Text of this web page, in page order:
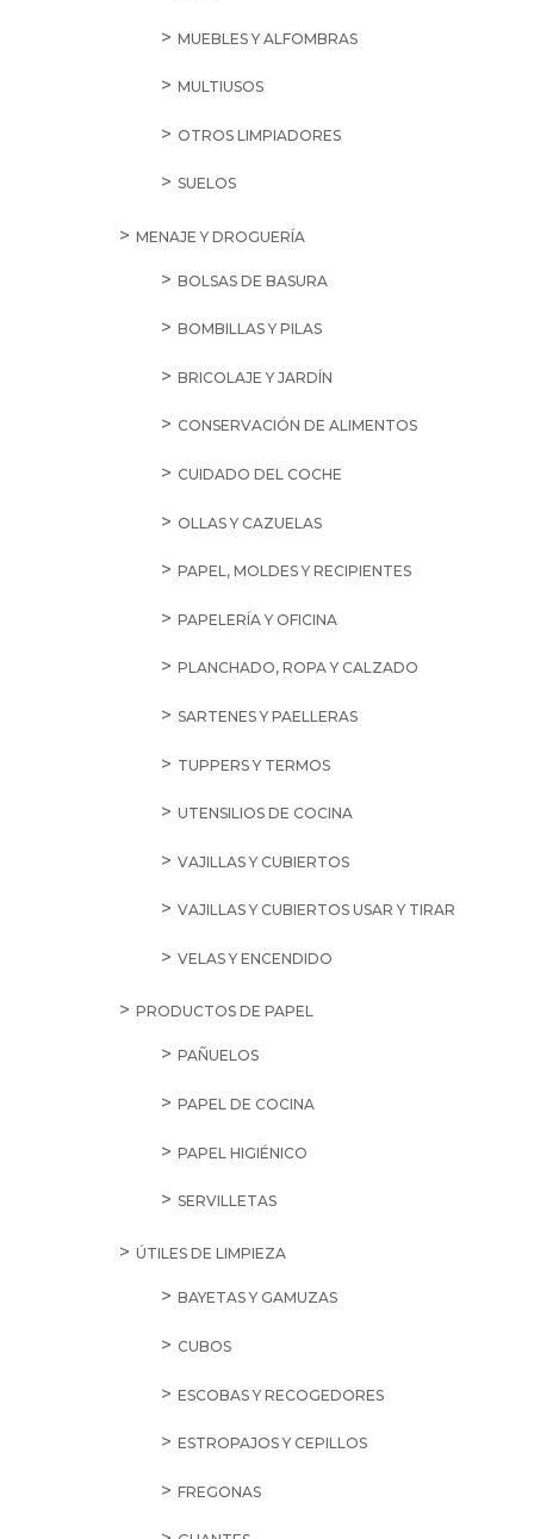
MUEBLES Y ALFOMBRAS
MULTIUSOS
OTROS LIMPIADORES
SUELOS
MENAJE Y DROGUERÍA
BOLSAS DE BASURA
BOMBILLAS Y PILAS
BRICOLAJE Y JARDÍN
CONSERVACIÓN DE ALIMENTOS
CUIDADO DEL COCHE
OLLAS Y CAZUELAS
PAPEL, MOLDES Y RECIPIENTES
PAPELERÍA Y OFICINA
PLANCHADO, ROPA Y CALZADO
SARTENES Y PAELLERAS
TUPPERS Y TERMOS
UTENSILIOS DE COCINA
VAJILLAS Y CUBIERTOS
VAJILLAS Y CUBIERTOS USAR Y TIRAR
VELAS Y ENCENDIDO
PRODUCTOS DE PAPEL
PAÑUELOS
PAPEL DE COCINA
PAPEL HIGIÉNICO
SERVILLETAS
ÚTILES DE LIMPIEZA
BAYETAS Y GAMUZAS
CUBOS
ESCOBAS Y RECOGEDORES
ESTROPAJOS Y CEPILLOS
FREGONAS